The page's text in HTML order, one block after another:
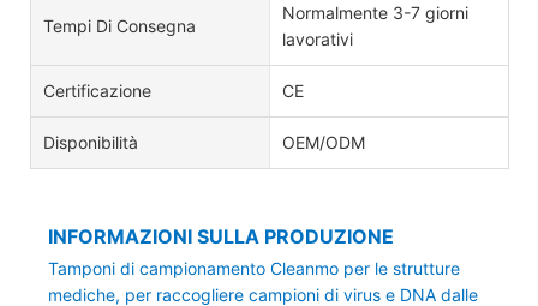
Tempi Di Consegna
Normalmente 3-7 giorni
lavorativi
Certificazione CE
Disponibilità OEM/ODM
INFORMAZIONI SULLA PRODUZIONE
Tamponi di campionamento Cleanmo per le strutture
mediche, per raccogliere campioni di virus e DNA dalle